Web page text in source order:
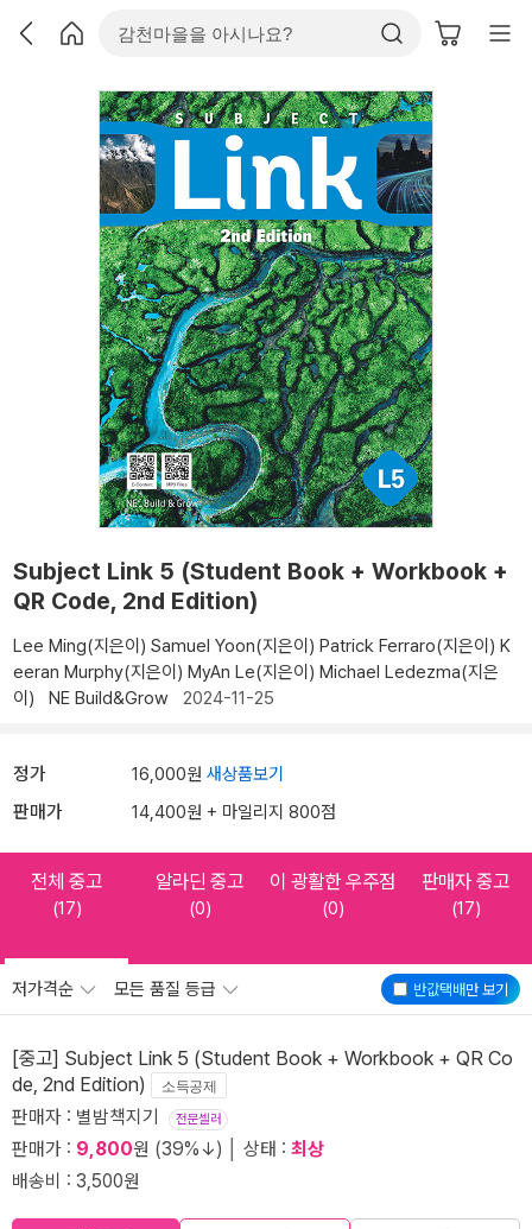
Subject Link 5 (Student Book + Workbook +
QR Code, 2nd Edition)
Lee Ming(지은이) Samuel Yoon(지은이) Patrick Ferraro(지은이) K
eeran Murphy(지은이) MyAn Le(지은이) Michael Ledezma(지은
이)
NE Build&Grow 2024-11-25
정가 16,000원 새상품보기
판매가 14,400원 + 마일리지 800점
전체 중고
(17)
알라딘 중고
(0)
이 광활한 우주점
(0)
판매자 중고
(17)
반값택배만 보기
저가격순 모든 품질 등급
[중고] Subject Link 5 (Student Book + Workbook + QR Co
de, 2nd Edition)
소득공제
판매자 : 별밤책지기 전문셀러
판매가 : 9,800원 (39%↓) │ 상태 : 최상
배송비 : 3,500원